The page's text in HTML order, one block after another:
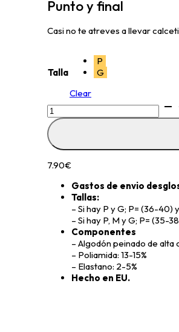
Punto y final
Casi no te atreves a llevar
Talla
P
G
Clear
Punto
y
final
quantity
7.90€
Gastos de envio
Tallas:
– Si hay P y G; P= (36-40)
– Si hay P, M y G; P= (35-
Componentes
– Algodón peinado de alta
– Poliamida: 13-15%
– Elastano: 2-5%
Hecho en EU.